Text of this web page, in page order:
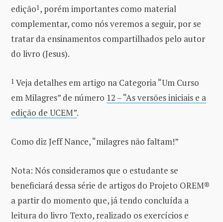
edição1, porém importantes como material
complementar, como nós veremos a seguir, por se
tratar da ensinamentos compartilhados pelo autor
do livro (Jesus).
1 Veja detalhes em artigo na Categoria “Um Curso
em Milagres” de número 12 – “As versões iniciais e a
edição de UCEM”.
Como diz Jeff Nance, “milagres não faltam!”
Nota: Nós consideramos que o estudante se
beneficiará dessa série de artigos do Projeto OREM®
a partir do momento que, já tendo concluída a
leitura do livro Texto, realizado os exercícios e